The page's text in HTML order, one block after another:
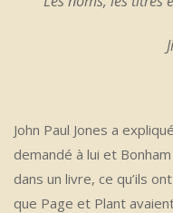
John Paul Jones a
demandé à lui et
dans un livre, ce qu’ils
que Page et Plant